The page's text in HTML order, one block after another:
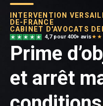
INTERVENTION
DE-FRANCE
CABINET D'AVOCATS
4,7 pour 400+ avis
Prime
et arrêt